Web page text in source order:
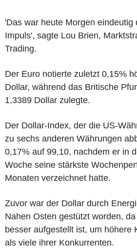
'Das war heute Morgen eindeutig
Impuls', sagte Lou Brien,
Trading.
Der Euro notierte zuletzt 0,15%
Dollar, während das Britische
1,3389 Dollar zulegte.
Der Dollar-Index, der die US-
zu sechs anderen Währungen
0,17% auf 99,10, nachdem er in
Woche seine stärkste
Monaten verzeichnet hatte.
Zuvor war der Dollar durch
Nahen Osten gestützt worden,
besser aufgestellt ist, um höhere
als viele ihrer Konkurrenten.